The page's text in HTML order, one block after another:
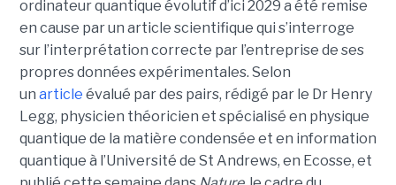
ordinateur quantique évolutif d’ici 2029 a été remise
en cause par un article scientifique qui s’interroge
sur l’interprétation correcte par l’entreprise de ses
propres données expérimentales. Selon
un article évalué par des pairs, rédigé par le Dr Henry
Legg, physicien théoricien et spécialisé en physique
quantique de la matière condensée et en information
quantique à l’Université de St Andrews, en Ecosse, et